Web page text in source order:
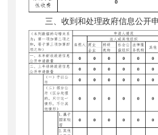
三、收到和处理政府信息公开